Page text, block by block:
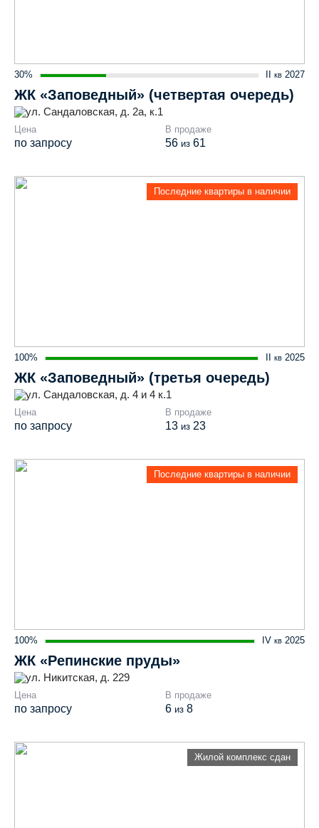
30% II кв 2027
ЖК «Заповедный» (четвертая очередь)
ул. Сандаловская, д. 2а, к.1
Цена
по запросу
В продаже
56 из 61
Последние квартиры в наличии
100% II кв 2025
ЖК «Заповедный» (третья очередь)
ул. Сандаловская, д. 4 и 4 к.1
Цена
по запросу
В продаже
13 из 23
Последние квартиры в наличии
100% IV кв 2025
ЖК «Репинские пруды»
ул. Никитская, д. 229
Цена
по запросу
В продаже
6 из 8
Жилой комплекс сдан